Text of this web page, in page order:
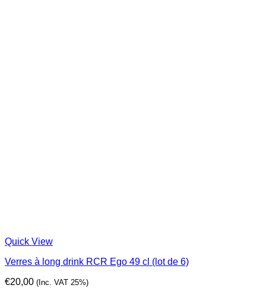
Quick View
Verres à long drink RCR Ego 49 cl (lot de 6)
€20,00 (Inc. VAT 25%)